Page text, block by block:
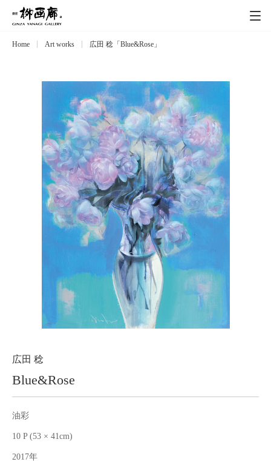
Exhibitions
イベント
作家
Art works 作品一覧
Catalog カタログ
Contact
Purchase assessment
Home Art works 広田 稔「Blue&Rose」
広田 稔
Blue&Rose
油彩
10 P (53 × 41cm)
2017年